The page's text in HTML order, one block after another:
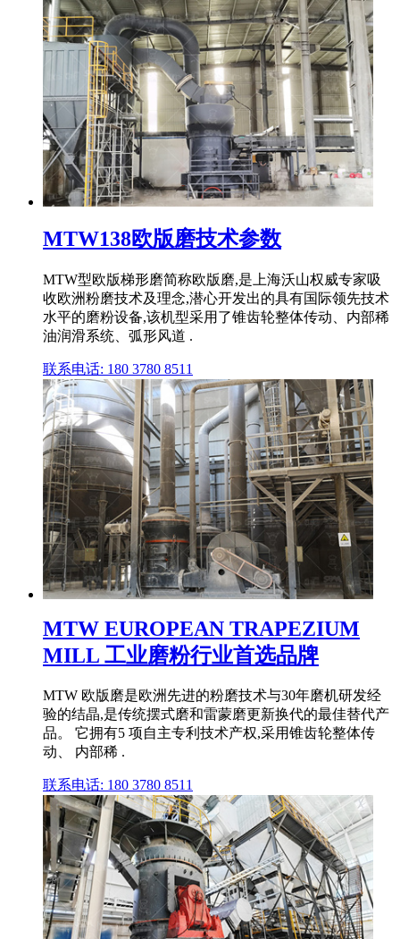
MTW138欧版磨技术参数
MTW型欧版梯形磨简称欧版磨,是上海沃山权威专家吸
收欧洲粉磨技术及理念,潜心开发出的具有国际领先技术
水平的磨粉设备,该机型采用了锥齿轮整体传动、内部稀
油润滑系统、弧形风道 .
联系电话: 180 3780 8511
MTW EUROPEAN TRAPEZIUM
MILL 工业磨粉行业首选品牌
MTW 欧版磨是欧洲先进的粉磨技术与30年磨机研发经
验的结晶,是传统摆式磨和雷蒙磨更新换代的最佳替代产
品。 它拥有5 项自主专利技术产权,采用锥齿轮整体传
动、 内部稀 .
联系电话: 180 3780 8511